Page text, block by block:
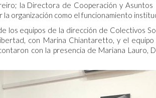
la Directora de Cooperación y Asuntos
organización como el funcionamiento
los equipos de la dirección de Colectivos
con Marina Chiantaretto, y el
con la presencia de Mariana Lauro,